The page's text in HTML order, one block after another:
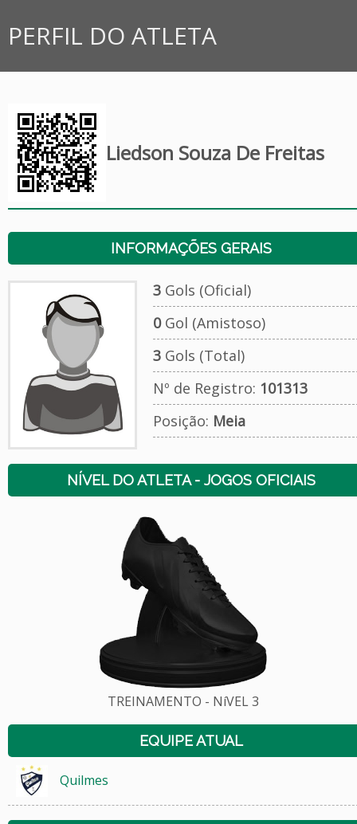
PERFIL DO ATLETA
Liedson Souza De Freitas
INFORMAÇÕES GERAIS
3Gols (Oficial)
0Gol (Amistoso)
3Gols (Total)
Nº de Registro: 101313
Posição: Meia
NÍVEL DO ATLETA - JOGOS OFICIAIS
TREINAMENTO - NíVEL 3
EQUIPE ATUAL
Quilmes